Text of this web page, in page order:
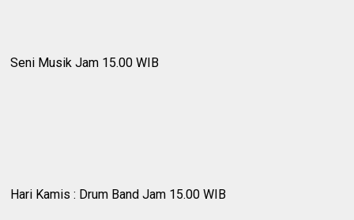
Seni Musik Jam 15.00 WIB
Hari Kamis : Drum Band Jam 15.00 WIB